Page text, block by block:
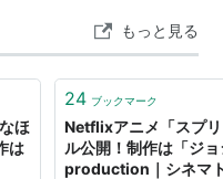
もっと見る
ほ
は
24 ブックマーク
Netflixアニメ「スプ
ル公開！制作は「ジ
production｜シネマ